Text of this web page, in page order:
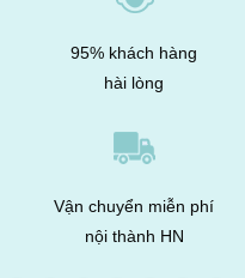
95% khách hàng
hài lòng
Vận chuyển miễn phí
nội thành HN